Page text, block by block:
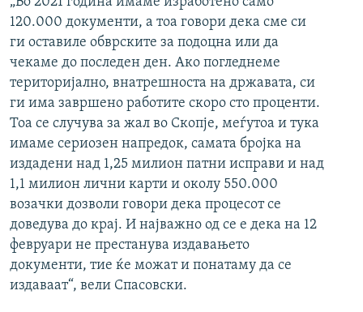
120.000 документи, а тоа говори дека сме си
ги оставиле обврските за подоцна или да
чекаме до последен ден. Ако погледнеме
територијално, внатрешноста на државата, си
ги има завршено работите скоро сто проценти.
Тоа се случува за жал во Скопје, меѓутоа и тука
имаме сериозен напредок, самата бројка на
издадени над 1,25 милион патни исправи и над
1,1 милион лични карти и околу 550.000
возачки дозволи говори дека процесот се
доведува до крај. И најважно од се е дека на 12
февруари не престанува издавањето
документи, тие ќе можат и понатаму да се
издаваат“, вели Спасовски.